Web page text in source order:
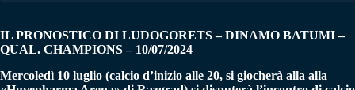
IL PRONOSTICO DI LUDOGORETS – DINAMO BATUMI–
QUAL. CHAMPIONS – 10/07/2024
Mercoledì 10 luglio (calcio d’inizio alle 20, si giocherà alla alla